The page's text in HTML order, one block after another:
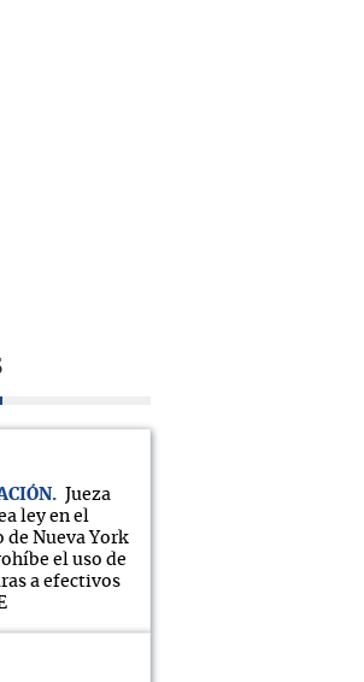
Jueza
ley en el
de Nueva York
el uso de
a efectivos